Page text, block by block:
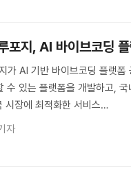
포지, AI 바이브코딩
가 AI 기반 바이브코딩 플랫
수 있는 플랫폼을 개발하고,
장에 최적화한 서비스…
자